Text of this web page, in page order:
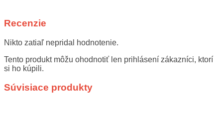
Recenzie
Nikto zatiaľ nepridal hodnotenie.
Tento produkt môžu ohodnotiť len prihlásení zákazníci, ktorí
si ho kúpili.
Súvisiace produkty